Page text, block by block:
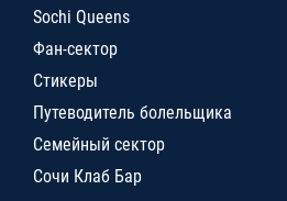
Sochi Queens
Фан-сектор
Стикеры
Путеводитель болельщика
Семейный сектор
Сочи Клаб Бар